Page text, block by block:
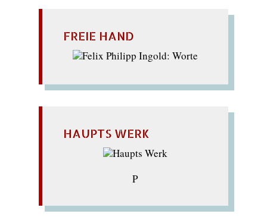
FREIE HAND
HAUPTS WERK
P